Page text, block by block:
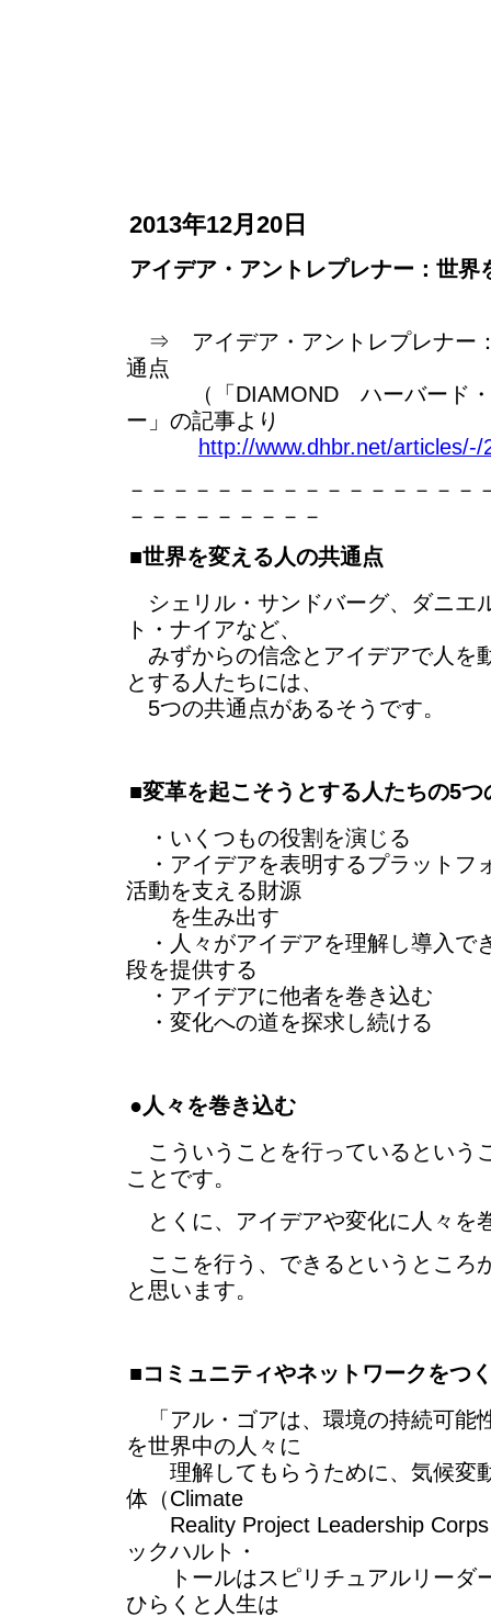
2013年12月20日
アイデア・アントレプレナー：世界
⇒ アイデア・アントレプレナー
通点
（「DIAMOND ハーバード・
ー」の記事より
http://www.dhbr.net/articles/-/
－－－－－－－－－－－－－－－－
－－－－－－－－－
■世界を変える人の共通点
シェリル・サンドバーグ、ダニエ
ト・ナイアなど、
みずからの信念とアイデアで人を
とする人たちには、
5つの共通点があるそうです。
■変革を起こそうとする人たちの5つ
・いくつもの役割を演じる
・アイデアを表明するプラットフ
活動を支える財源
を生み出す
・人々がアイデアを理解し導入で
段を提供する
・アイデアに他者を巻き込む
・変化への道を探求し続ける
●人々を巻き込む
こういうことを行っているという
ことです。
とくに、アイデアや変化に人々を
ここを行う、できるというところ
と思います。
■コミュニティやネットワークをつ
「アル・ゴアは、環境の持続可能
を世界中の人々に
理解してもらうために、気候変
体（Climate
Reality Project Leadership Corps
ックハルト・
トールはスピリチュアルリーダ
ひらくと人生は